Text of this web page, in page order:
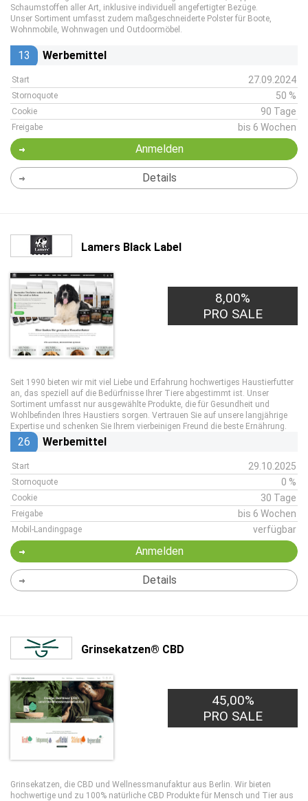
Schaumstoffen aller Art, inklusive individuell angefertigter Bezüge.
Unser Sortiment umfasst zudem maßgeschneiderte Polster für Boote,
Wohnmobile, Wohnwagen und Outdoormöbel.
13 Werbemittel
Start 27.09.2024
Stornoquote 50 %
Cookie 90 Tage
Freigabe bis 6 Wochen
Anmelden
Details
Lamers Black Label
8,00%
PRO SALE
Seit 1990 bieten wir mit viel Liebe und Erfahrung hochwertiges Haustierfutter
an, das speziell auf die Bedürfnisse Ihrer Tiere abgestimmt ist. Unser
Sortiment umfasst nur ausgewählte Produkte, die für Gesundheit und
Wohlbefinden Ihres Haustiers sorgen. Vertrauen Sie auf unsere langjährige
Expertise und schenken Sie Ihrem vierbeinigen Freund die beste Ernährung.
26 Werbemittel
Start 29.10.2025
Stornoquote 0 %
Cookie 30 Tage
Freigabe bis 6 Wochen
Mobil-Landingpage verfügbar
Anmelden
Details
Grinsekatzen® CBD
45,00%
PRO SALE
Grinsekatzen, die CBD und Wellnessmanufaktur aus Berlin. Wir bieten
hochwertige und zu 100% natürliche CBD Produkte für Mensch und Tier aus